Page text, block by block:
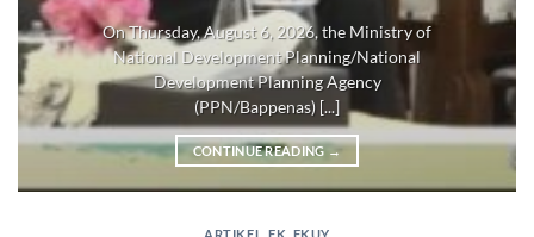
On Thursday, August 6, 2026, the Ministry of
National Development Planning/National
Development Planning Agency
(PPN/Bappenas) [...]
CONTINUE READING →